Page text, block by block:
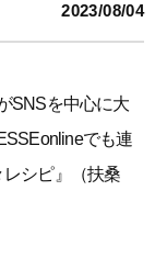
2023/08/04
SNSを中心に大
でも連
シピ』（扶桑